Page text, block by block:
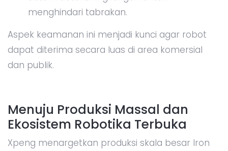
menghindari tabrakan.
Aspek keamanan ini menjadi kunci agar robot
dapat diterima secara luas di area komersial
dan publik.
Menuju Produksi Massal dan
Ekosistem Robotika Terbuka
Xpeng menargetkan produksi skala besar Iron